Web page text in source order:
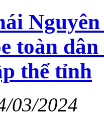
toàn
thể tỉnh
03/2024